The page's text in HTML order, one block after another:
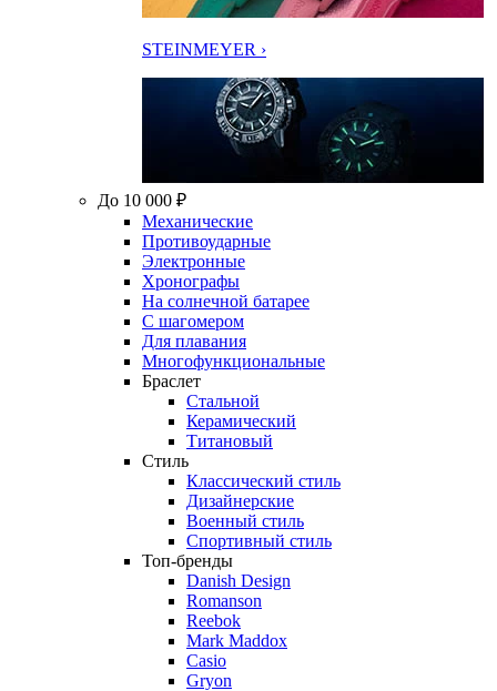
STEINMEYER ›
До 10 000 ₽
Механические
Противоударные
Электронные
Хронографы
На солнечной батарее
С шагомером
Для плавания
Многофункциональные
Браслет
Стальной
Керамический
Титановый
Стиль
Классический стиль
Дизайнерские
Военный стиль
Спортивный стиль
Топ-бренды
Danish Design
Romanson
Reebok
Mark Maddox
Casio
Gryon